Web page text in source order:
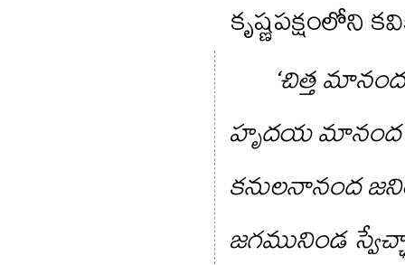
కృష్ణపక్షంలోని
‘చిత్త
హృదయ మానంద
కనులనానంద
జగమునిండ